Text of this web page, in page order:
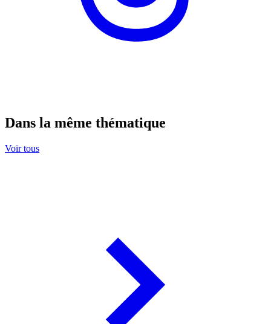
Dans la même thématique
Voir tous